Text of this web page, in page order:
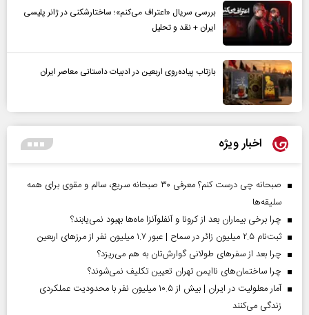
بررسی سریال «اعتراف می‌کنم»؛ ساختارشکنی در ژانر پلیسی
ایران + نقد و تحلیل
بازتاب پیاده‌روی اربعین در ادبیات داستانی معاصر ایران
اخبار ویژه
صبحانه چی درست کنم؟ معرفی ۳۰ صبحانه سریع، سالم و مقوی برای همه
سلیقه‌ها
چرا برخی بیماران بعد از کرونا و آنفلوآنزا ماه‌ها بهبود نمی‌یابند؟
ثبت‌نام ۲.۵ میلیون زائر در سماح | عبور ۱.۷ میلیون نفر از مرز‌های اربعین
چرا بعد از سفرهای طولانی گوارش‌تان به هم می‌ریزد؟
چرا ساختمان‌های ناایمن تهران تعیین تکلیف نمی‌شوند؟
آمار معلولیت در ایران | بیش از ۱۰.۵ میلیون نفر با محدودیت عملکردی
زندگی می‌کنند